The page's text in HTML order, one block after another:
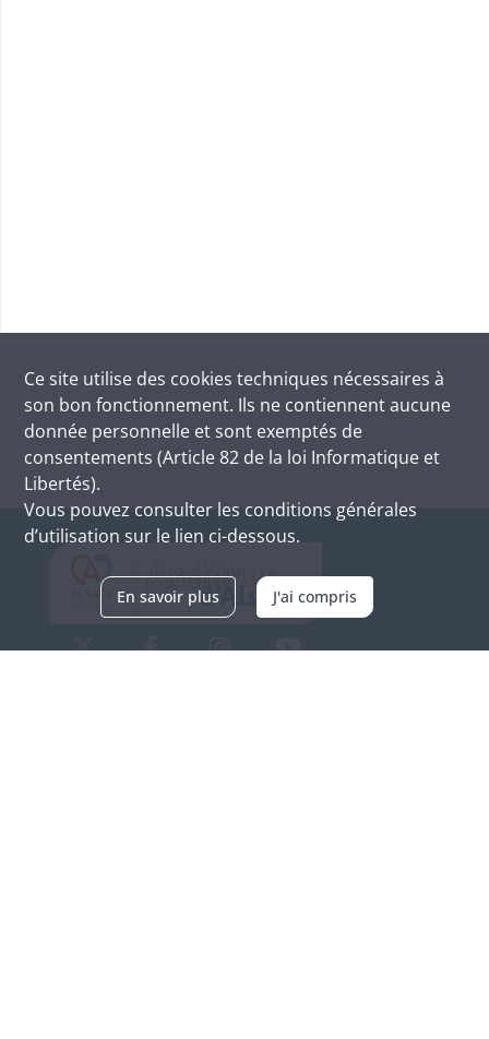
Ce site utilise des cookies techniques nécessaires à
son bon fonctionnement. Ils ne contiennent aucune
donnée personnelle et sont exemptés de
consentements (Article 82 de la loi Informatique et
Libertés).
Vous pouvez consulter les conditions générales
d’utilisation sur le lien ci-dessous.
En savoir plus J'ai compris